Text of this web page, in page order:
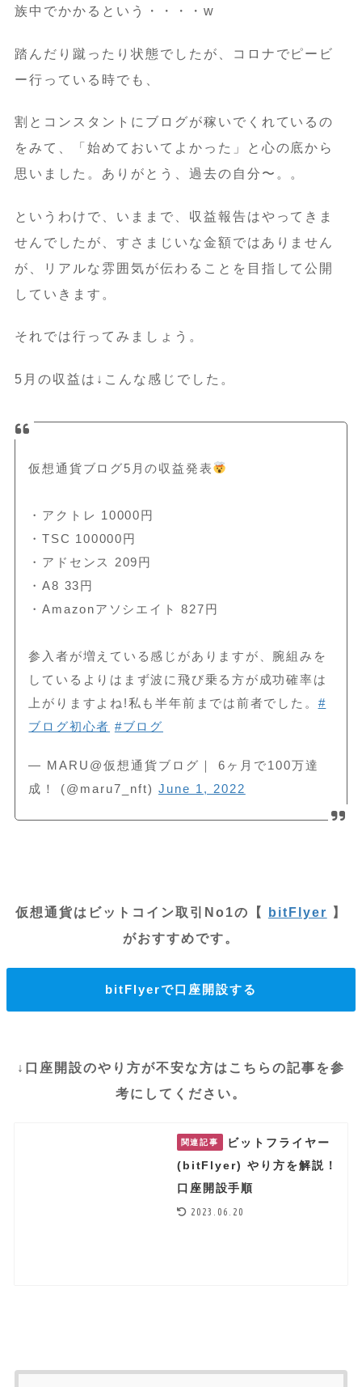
族中でかかるという・・・・w
踏んだり蹴ったり状態でしたが、コロナでピービ
ー行っている時でも、
割とコンスタントにブログが稼いでくれているの
をみて、「始めておいてよかった」と心の底から
思いました。ありがとう、過去の自分〜。。
というわけで、いままで、収益報告はやってきま
せんでしたが、すさまじいな金額ではありません
が、リアルな雰囲気が伝わることを目指して公開
していきます。
それでは行ってみましょう。
5月の収益は↓こんな感じでした。
仮想通貨ブログ5月の収益発表
・アクトレ 10000円
・TSC 100000円
・アドセンス 209円
・A8 33円
・Amazonアソシエイト 827円
参入者が増えている感じがありますが、腕組みを
しているよりはまず波に飛び乗る方が成功確率は
上がりますよね!私も半年前までは前者でした。 #
ブログ初心者 #ブログ
— MARU@仮想通貨ブログ｜ 6ヶ月で100万達
成！ (@maru7_nft)June 1, 2022
仮想通貨はビットコイン取引No1の【 bitFlyer 】
がおすすめです。
bitFlyerで口座開設する
↓口座開設のやり方が不安な方はこちらの記事を参
考にしてください。
関連記事
ビットフライヤー
(bitFlyer) やり方を解説！
口座開設手順
2023.06.20